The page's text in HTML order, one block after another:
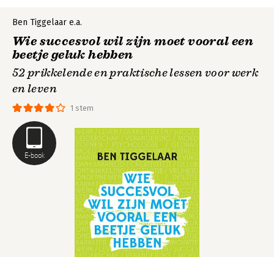
E-book
1 stem
Ben Tiggelaar e.a.
Wie succesvol wil zijn moet vooral een
beetje geluk hebben
52 prikkelende en praktische lessen voor werk
en leven